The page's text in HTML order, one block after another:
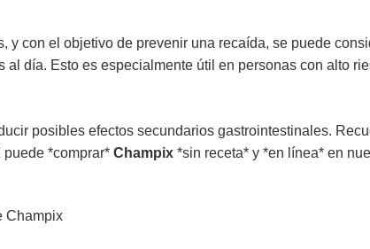
y con el objetivo de prevenir una recaída, se puede
día. Esto es especialmente útil en personas con alto
posibles efectos secundarios gastrointestinales.
*comprar* Champix *sin receta* y *en línea* en
Champix